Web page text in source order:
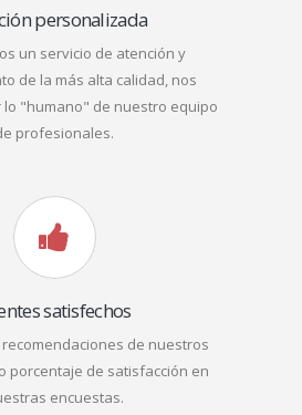
personalizada
un servicio de atención y
de la más alta calidad, nos
lo "humano" de nuestro equipo
profesionales.
satisfechos
de nuestros
porcentaje de satisfacción en
encuestas.